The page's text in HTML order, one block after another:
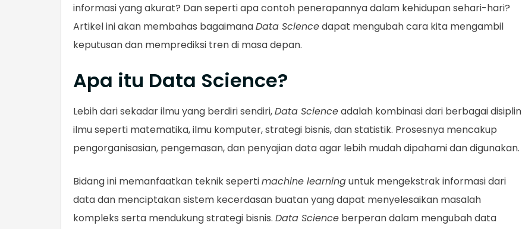
informasi yang akurat? Dan seperti apa contoh penerapannya dalam kehidupan sehari-hari?
Artikel ini akan membahas bagaimanaData Sciencedapat mengubah cara kita mengambil
keputusan dan memprediksi tren di masa depan.
Apa itu Data Science?
Lebih dari sekadar ilmu yang berdiri sendiri,Data Scienceadalah kombinasi dari berbagai disiplin
ilmu seperti matematika, ilmu komputer, strategi bisnis, dan statistik. Prosesnya mencakup
pengorganisasian, pengemasan, dan penyajian data agar lebih mudah dipahami dan digunakan.
Bidang ini memanfaatkan teknik sepertimachine learninguntuk mengekstrak informasi dari
data dan menciptakan sistem kecerdasan buatan yang dapat menyelesaikan masalah
kompleks serta mendukung strategi bisnis. Data Science berperan dalam mengubah data